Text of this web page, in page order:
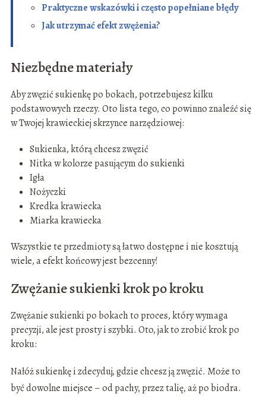
Praktyczne wskazówki i często popełniane błędy
Jak utrzymać efekt zwężenia?
Niezbędne materiały
Aby zwęzić sukienkę po bokach, potrzebujesz kilku
podstawowych rzeczy. Oto lista tego, co powinno znaleźć się
w Twojej krawieckiej skrzynce narzędziowej:
Sukienka, którą chcesz zwęzić
Nitka w kolorze pasującym do sukienki
Igła
Nożyczki
Kredka krawiecka
Miarka krawiecka
Wszystkie te przedmioty są łatwo dostępne i nie kosztują
wiele, a efekt końcowy jest bezcenny!
Zwężanie sukienki krok po kroku
Zwężanie sukienki po bokach to proces, który wymaga
precyzji, ale jest prosty i szybki. Oto, jak to zrobić krok po
kroku:
Nałóż sukienkę i zdecyduj, gdzie chcesz ją zwęzić. Może to
być dowolne miejsce – od pachy, przez talię, aż po biodra.